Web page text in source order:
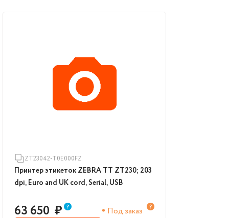
ZT23042-T0E000FZ
Принтер этикеток ZEBRA TT ZT230; 203
dpi, Euro and UK cord, Serial, USB
63 650 ₽ Под заказ